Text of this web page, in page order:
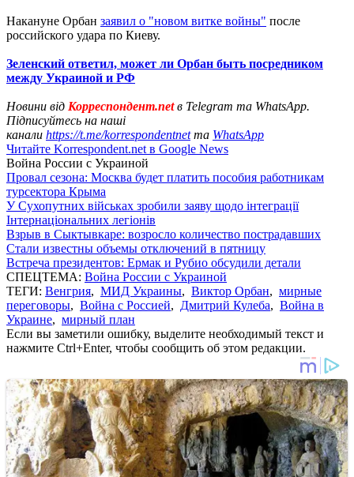
Накануне Орбан заявил о "новом витке войны" после
российского удара по Киеву.
Зеленский ответил, может ли Орбан быть посредником
между Украиной и РФ
Новини від Корреспондент.netв Telegram та WhatsApp.
Підписуйтесь на наші
канали https://t.me/korrespondentnetта WhatsApp
Читайте Korrespondent.net в Google News
Война России с Украиной
Провал сезона: Москва будет платить пособия работникам
турсектора Крыма
У Сухопутних військах зробили заяву щодо інтеграції
Інтернаціональних легіонів
Взрыв в Сыктывкаре: возросло количество пострадавших
Стали известны объемы отключений в пятницу
Встреча президентов: Ермак и Рубио обсудили детали
СПЕЦТЕМА: Война России с Украиной
ТЕГИ: Венгрия, МИД Украины, Виктор Орбан, мирные
переговоры, Война с Россией, Дмитрий Кулеба, Война в
Украине, мирный план
Если вы заметили ошибку, выделите необходимый текст и
нажмите Ctrl+Enter, чтобы сообщить об этом редакции.